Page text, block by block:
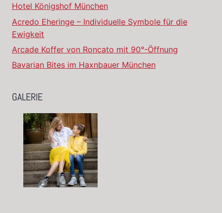
Hotel Königshof München
Acredo Eheringe – Individuelle Symbole für die
Ewigkeit
Arcade Koffer von Roncato mit 90°-Öffnung
Bavarian Bites im Haxnbauer München
GALERIE